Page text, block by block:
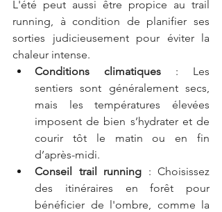
L'été peut aussi être propice au trail
running, à condition de planifier ses
sorties judicieusement pour éviter la
chaleur intense.
Conditions climatiques : Les
sentiers sont généralement secs,
mais les températures élevées
imposent de bien s’hydrater et de
courir tôt le matin ou en fin
d’après-midi.
Conseil trail running : Choisissez
des itinéraires en forêt pour